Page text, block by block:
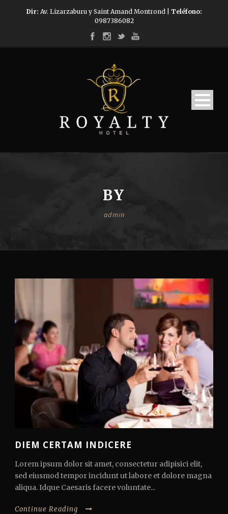
Dir: Av. Lizarzaburu y Saint Amand Montrond | Teléfono:
0987386082
BY
admin
DIEM CERTAM INDICERE
Lorem ipsum dolor sit amet, consectetur adipisici elit,
sed eiusmod tempor incidunt ut labore et dolore magna
aliqua. Idque Caesaris facere voluntate...
Continue Reading